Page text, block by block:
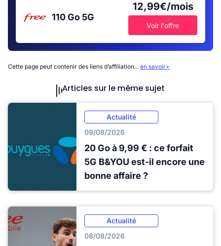
110 Go 5G
12,99€/mois
Voir l'offre
Cette page peut contenir des liens d’affiliation... en savoir+
Articles sur le même sujet
Actualité
09/08/2026
20 Go à 9,99 € : ce forfait
5G B&YOU est-il encore une
bonne affaire ?
Actualité
08/08/2026